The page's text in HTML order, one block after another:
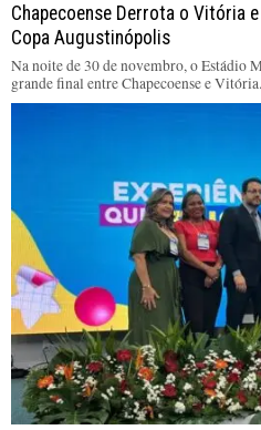
Chapecoense Derrota o Vitória
Copa Augustinópolis
Na noite de 30 de novembro, o Estádio
grande final entre Chapecoense e